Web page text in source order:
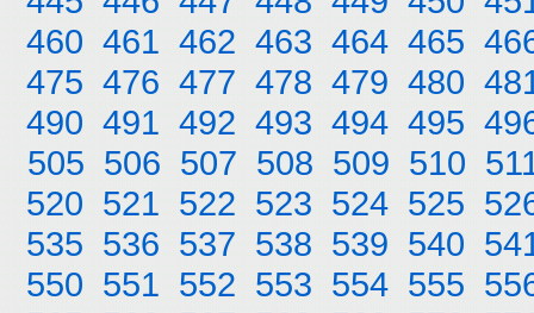
460 461 462 463 464 465
475 476 477 478 479 480
490 491 492 493 494 495
505 506 507 508 509 510
520 521 522 523 524 525
535 536 537 538 539 540
550 551 552 553 554 555